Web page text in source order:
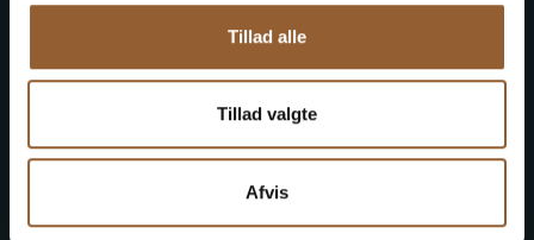
Tillad alle
Tillad valgte
Afvis
Mehr Infos